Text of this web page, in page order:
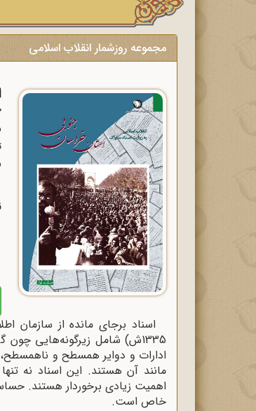
مجموعه روزشمار انقلاب اسلامی
1335ش) شامل زیرگونه‌هایی
ادارات و دوایر همسطح و ناهمسطح،
مانند آن هستند. این اسناد نه
اهمیت زیادی برخوردار هستند.
خاص است.